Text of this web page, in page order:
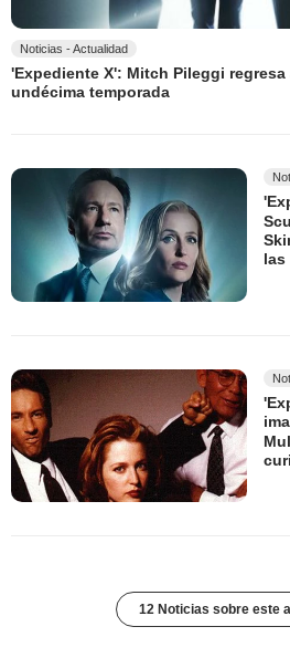
Noticias - Actualidad
'Expediente X': Mitch Pileggi
undécima temporada
12 Noticias sobre este